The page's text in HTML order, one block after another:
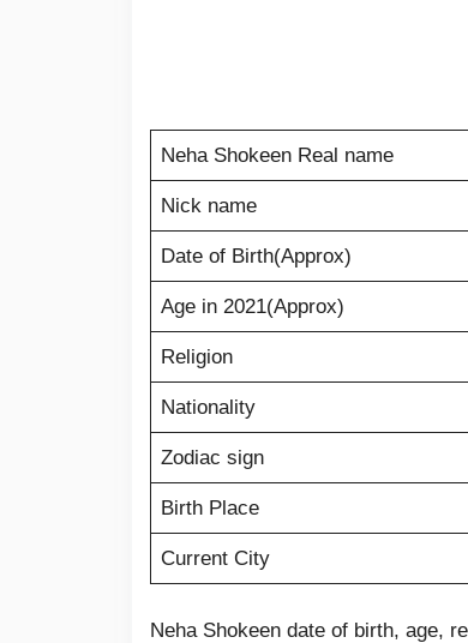
Neha Shokeen Real name
Nick name
Date of Birth(Approx)
Age in 2021(Approx)
Religion
Nationality
Zodiac sign
Birth Place
Current City
Neha Shokeen date of birth, age,